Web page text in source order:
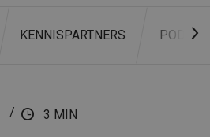
KENNISPARTNERS
3 MIN